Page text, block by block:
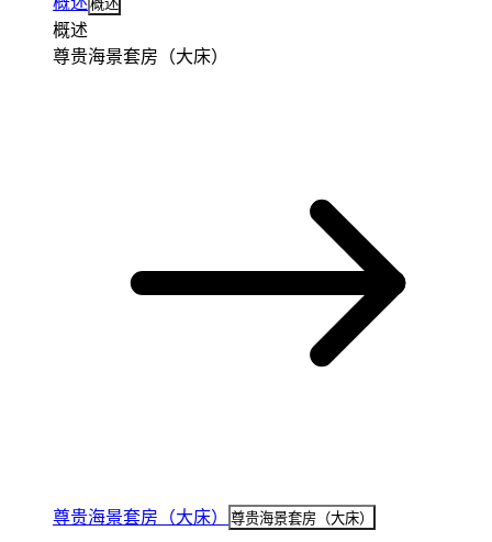
概述
概述
尊贵海景套房（大床）
尊贵海景套房（大床） 尊贵海景套房（大床）